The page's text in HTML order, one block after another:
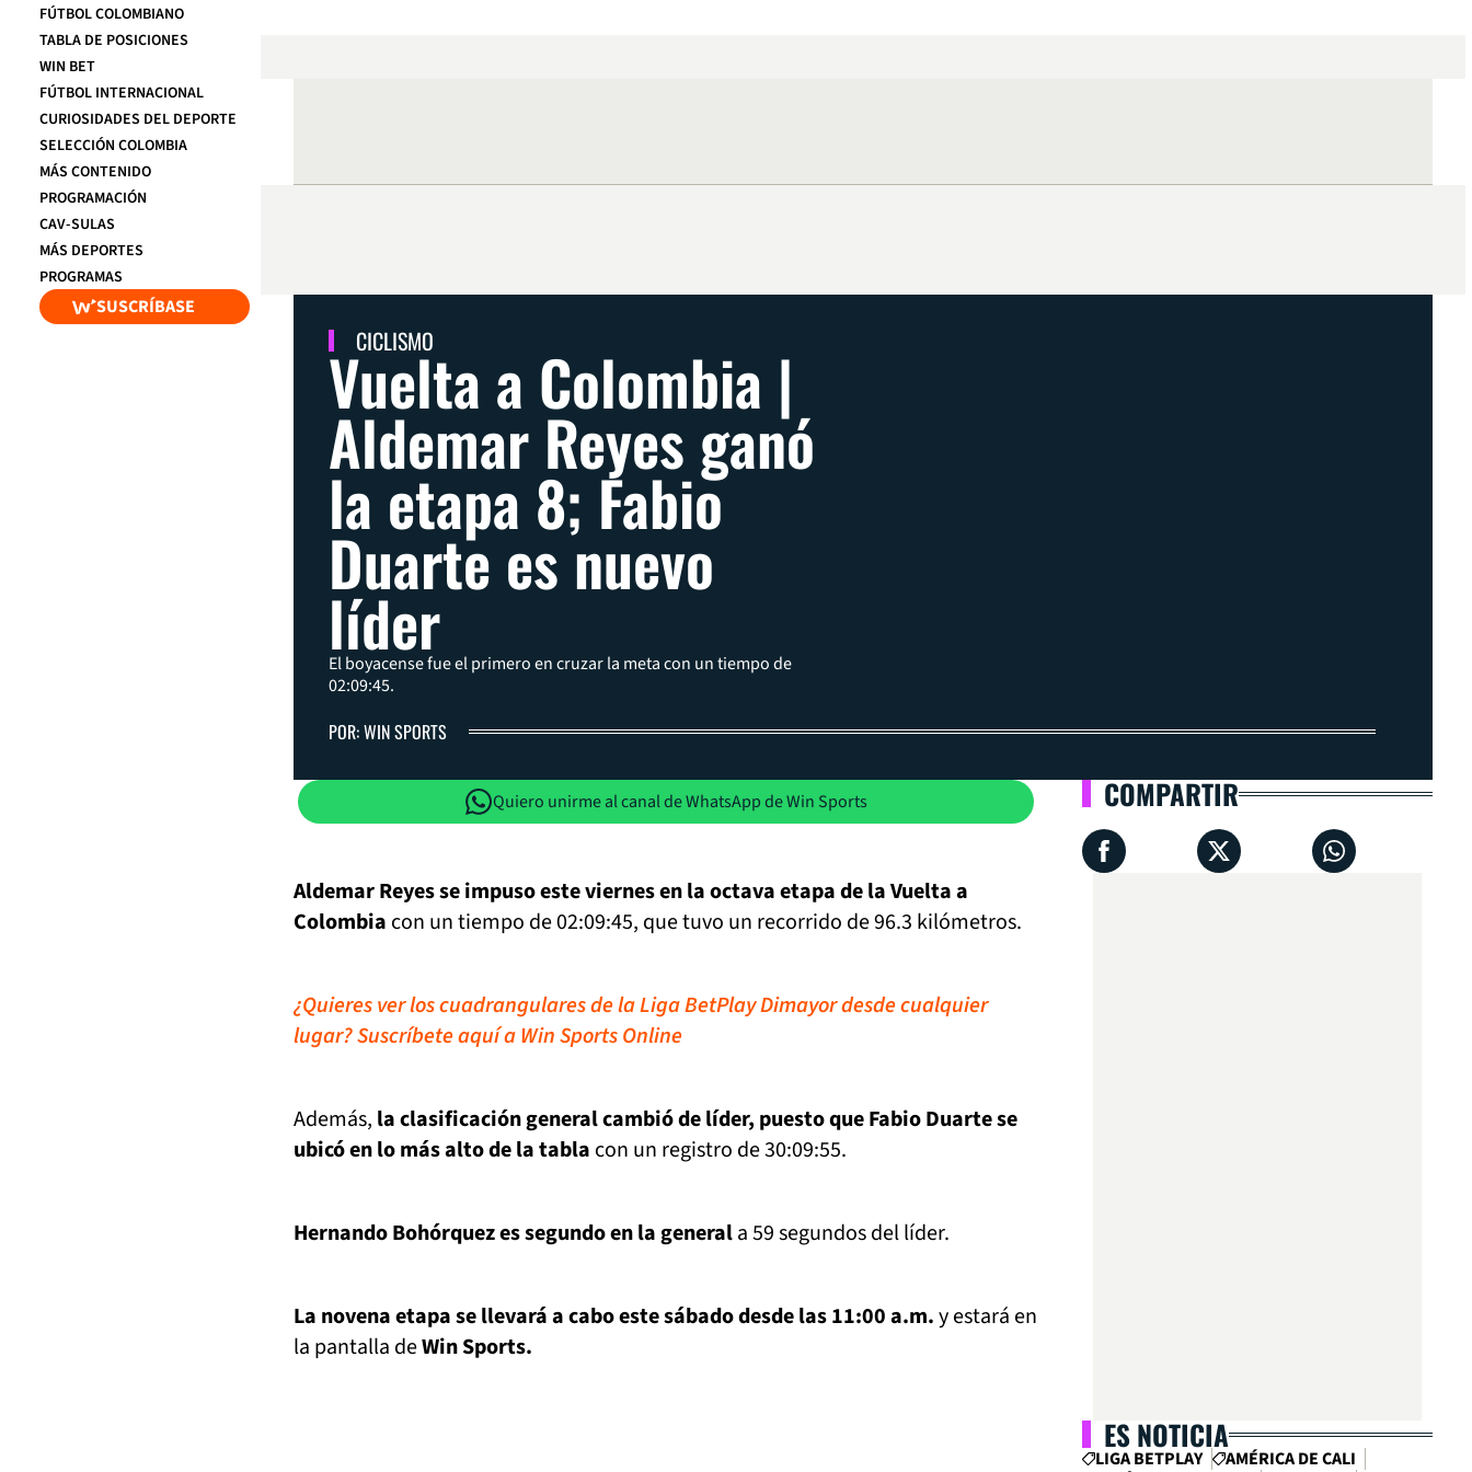
FÚTBOL COLOMBIANO
TABLA DE POSICIONES
WIN BET
FÚTBOL INTERNACIONAL
CURIOSIDADES DEL DEPORTE
SELECCIÓN COLOMBIA
MÁS CONTENIDO
PROGRAMACIÓN
CAV-SULAS
MÁS DEPORTES
PROGRAMAS
SUSCRÍBASE
CICLISMO
Vuelta a Colombia |
Aldemar Reyes ganó
la etapa 8; Fabio
Duarte es nuevo
líder
El boyacense fue el primero en cruzar la meta con un tiempo de
02:09:45.
POR: WIN SPORTS
Quiero unirme al canal de WhatsApp de Win Sports
Aldemar Reyes se impuso este viernes en la octava etapa de la Vuelta a
Colombia con un tiempo de 02:09:45, que tuvo un recorrido de 96.3 kilómetros.
¿Quieres ver los cuadrangulares de la Liga BetPlay Dimayor desde cualquier
lugar? Suscríbete aquí a Win Sports Online
Además, la clasificación general cambió de líder, puesto que Fabio Duarte se
ubicó en lo más alto de la tabla con un registro de 30:09:55.
Hernando Bohórquez es segundo en la generala 59 segundos del líder.
La novena etapa se llevará a cabo este sábado desde las 11:00 a.m.y estará en
la pantalla deWin Sports.
COMPARTIR
ES NOTICIA
LIGA BETPLAY
AMÉRICA DE CALI